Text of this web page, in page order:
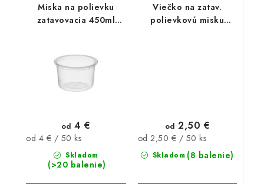
Miska na polievku
zatavovacia 450ml
Skladom
(>20 balenie)
od 4 €
Jednotková
od 4 € / 50 ks
Viečko na zatav.
polievkovú misku
Skladom (8 balenie)
od 2,50 €
Jednotková
cena:
od 2,50 € / 50 ks